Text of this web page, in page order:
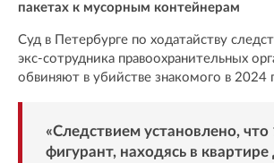
пакетах к мусорным контейнерам
Суд в Петербурге по ходатайству
экс-сотрудника правоохранительных
обвиняют в убийстве знакомого в 2024
«Следствием установлено, что
фигурант, находясь в